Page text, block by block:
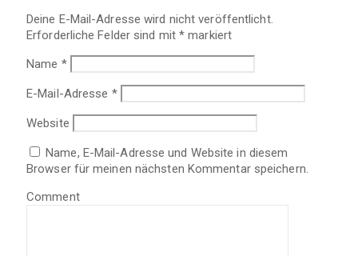
Deine E-Mail-Adresse wird nicht veröffentlicht.
Erforderliche Felder sind mit* markiert
Name *
E-Mail-Adresse *
Website
Name, E-Mail-Adresse und Website in diesem
Browser für meinen nächsten Kommentar speichern.
Comment